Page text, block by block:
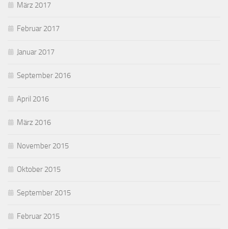
März 2017
Februar 2017
Januar 2017
September 2016
April 2016
März 2016
November 2015
Oktober 2015
September 2015
Februar 2015